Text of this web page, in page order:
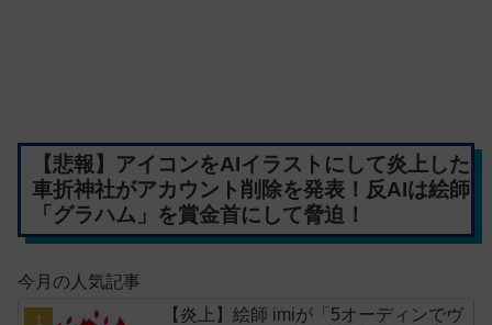
【悲報】アイコンをAIイラストにして炎上した
車折神社がアカウント削除を発表！反AIは絵師
「グラハム」を賞金首にして脅迫！
今月の人気記事
【炎上】絵師 imiが「5オーディンでヴ